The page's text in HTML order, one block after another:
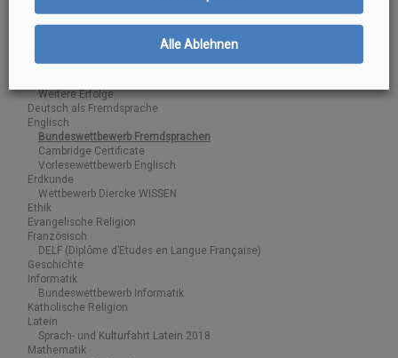
Biologie
Chemie
Vorlesewettbewerb Deutsch
Weitere Erfolge
Deutsch als Fremdsprache
Englisch
Bundeswettbewerb Fremdsprachen
Cambridge Certificate
Vorlesewettbewerb Englisch
Erdkunde
Wettbewerb Diercke WISSEN
Ethik
Evangelische Religion
Französisch
DELF (Diplôme d’Etudes en Langue Française)
Geschichte
Informatik
Bundeswettbewerb Informatik
Katholische Religion
Latein
Sprach- und Kulturfahrt Latein 2018
Mathematik
Alle Ablehnen